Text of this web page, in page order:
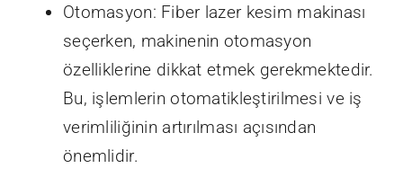
Otomasyon: Fiber lazer kesim makinası
seçerken, makinenin otomasyon
özelliklerine dikkat etmek gerekmektedir.
Bu, işlemlerin otomatikleştirilmesi ve iş
verimliliğinin artırılması açısından
önemlidir.